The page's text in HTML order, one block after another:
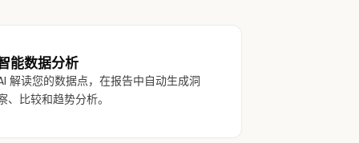
能数据分析
解读您的数据点，在报告中自动生成洞
、比较和趋势分析。